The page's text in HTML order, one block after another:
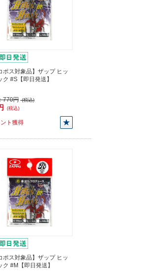
ポス対象品】ザップ ヒッ
ク #S【即日発送】
770円 (税込)
(税込)
ト獲得
ポス対象品】ザップ ヒッ
ク #M【即日発送】